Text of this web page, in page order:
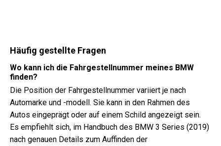
Häufig gestellte Fragen
Wo kann ich die Fahrgestellnummer meines BMW
finden?
Die Position der Fahrgestellnummer variiert je nach
Automarke und -modell. Sie kann in den Rahmen des
Autos eingeprägt oder auf einem Schild angezeigt sein.
Es empfiehlt sich, im Handbuch des BMW 3 Series (2019)
nach genauen Details zum Auffinden der